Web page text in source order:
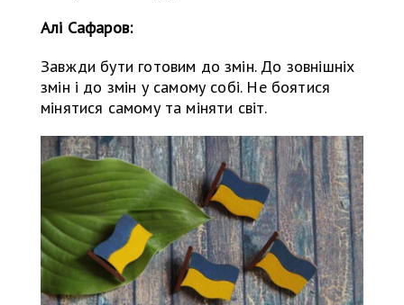
Алі Сафаров:
Завжди бути готовим до змін. До зовнішніх
змін і до змін у самому собі. Не боятися
мінятися самому та міняти світ.